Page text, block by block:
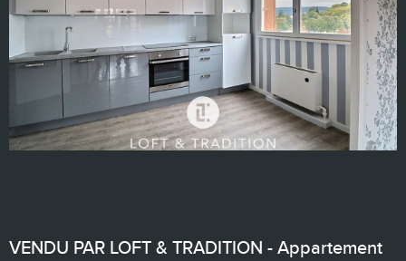
VENDU PAR LOFT & TRADITION - Appartement